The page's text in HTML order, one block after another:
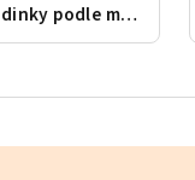
Hodinky podle města